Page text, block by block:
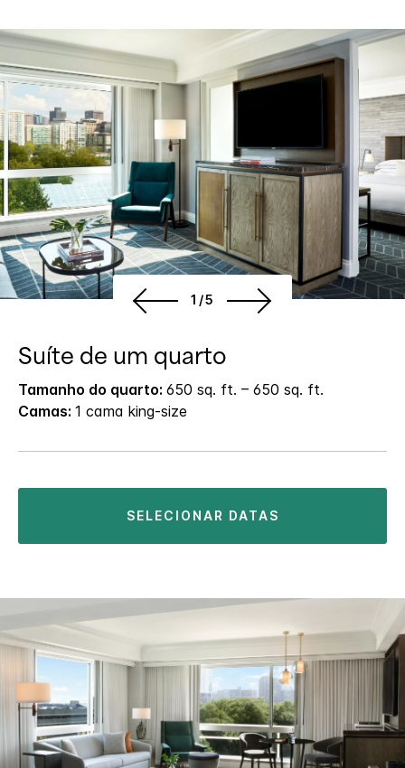
1/5
Suíte de um quarto
Tamanho do quarto: 650 sq. ft. – 650 sq. ft.
Camas: 1 cama king-size
SELECIONAR DATAS